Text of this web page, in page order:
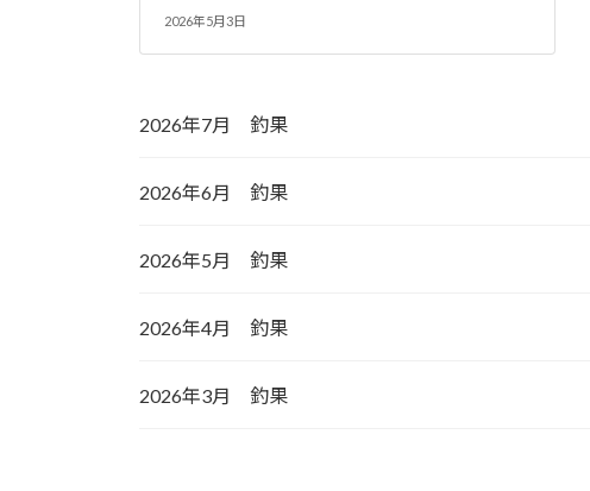
2026年5月3日
2026年7月 釣果
2026年6月 釣果
2026年5月 釣果
2026年4月 釣果
2026年3月 釣果